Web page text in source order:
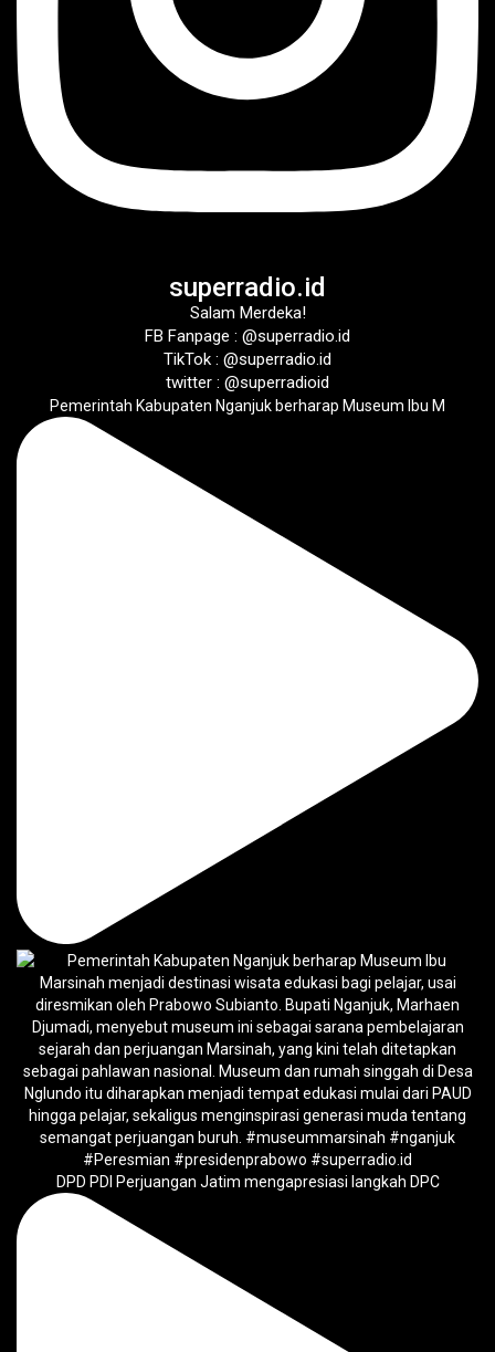
superradio.id
Salam Merdeka!
FB Fanpage : @superradio.id
TikTok : @superradio.id
twitter : @superradioid
Pemerintah Kabupaten Nganjuk berharap Museum Ibu M
DPD PDI Perjuangan Jatim mengapresiasi langkah DPC